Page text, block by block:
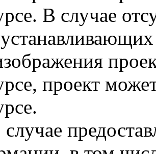
В случае
проект